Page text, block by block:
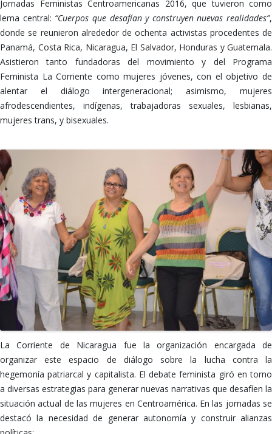
Jornadas Feministas Centroamericanas 2016, que tuvieron como
lema central: “Cuerpos que desafían y construyen nuevas realidades”,
donde se reunieron alrededor de ochenta activistas procedentes de
Panamá, Costa Rica, Nicaragua, El Salvador, Honduras y Guatemala.
Asistieron tanto fundadoras del movimiento y del Programa
Feminista La Corriente como mujeres jóvenes, con el objetivo de
alentar el diálogo intergeneracional; asimismo, mujeres
afrodescendientes, indígenas, trabajadoras sexuales, lesbianas,
mujeres trans, y bisexuales.
La Corriente de Nicaragua fue la organización encargada de
organizar este espacio de diálogo sobre la lucha contra la
hegemonía patriarcal y capitalista. El debate feminista giró en torno
a diversas estrategias para generar nuevas narrativas que desafíen la
situación actual de las mujeres en Centroamérica. En las jornadas se
destacó la necesidad de generar autonomía y construir alianzas